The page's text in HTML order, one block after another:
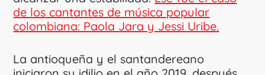
de los cantantes de música popular
colombiana: Paola Jara y Jessi Uribe.
La antioqueña y el santandereano